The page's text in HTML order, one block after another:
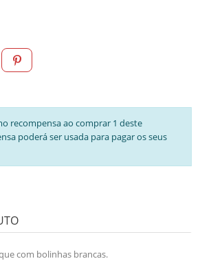
recompensa ao comprar 1 deste
poderá ser usada para pagar os seus
com bolinhas brancas.